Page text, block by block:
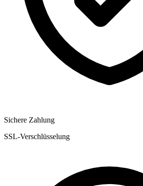
Sichere Zahlung
SSL-Verschlüsselung